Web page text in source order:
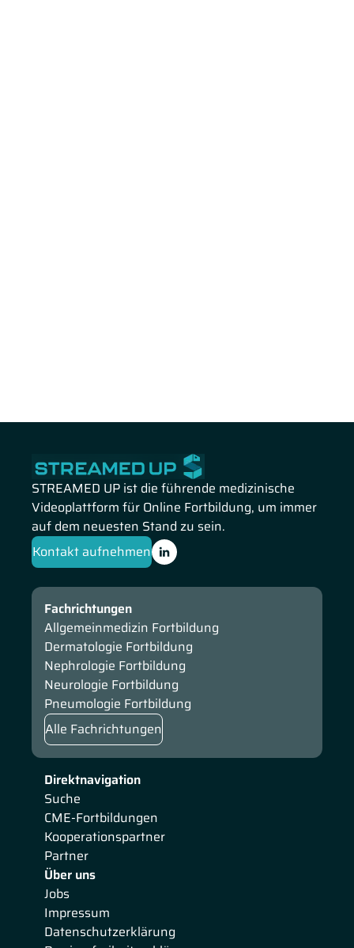
STREAMED UP ist die führende medizinische
Videoplattform für Online Fortbildung, um immer
auf dem neuesten Stand zu sein.
Kontakt aufnehmen
Direktnavigation
Suche
CME-Fortbildungen
Kooperationspartner
Partner
Über uns
Jobs
Impressum
Datenschutzerklärung
Fachrichtungen
Allgemeinmedizin Fortbildung
Dermatologie Fortbildung
Nephrologie Fortbildung
Neurologie Fortbildung
Pneumologie Fortbildung
Alle Fachrichtungen